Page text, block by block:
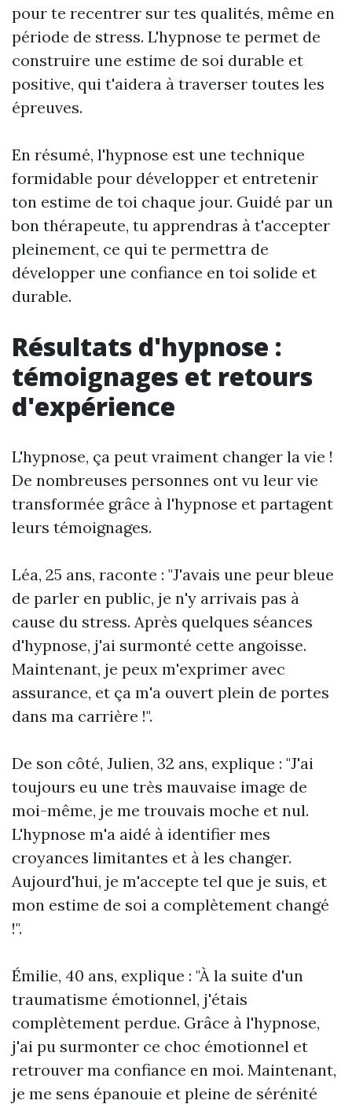
pour te recentrer sur tes qualités, même en
période de stress. L'hypnose te permet de
construire une estime de soi durable et
positive, qui t'aidera à traverser toutes les
épreuves.
En résumé, l'hypnose est une technique
formidable pour développer et entretenir
ton estime de toi chaque jour. Guidé par un
bon thérapeute, tu apprendras à t'accepter
pleinement, ce qui te permettra de
développer une confiance en toi solide et
durable.
Résultats d'hypnose :
témoignages et retours
d'expérience
L'hypnose, ça peut vraiment changer la vie !
De nombreuses personnes ont vu leur vie
transformée grâce à l'hypnose et partagent
leurs témoignages.
Léa, 25 ans, raconte : "J'avais une peur bleue
de parler en public, je n'y arrivais pas à
cause du stress. Après quelques séances
d'hypnose, j'ai surmonté cette angoisse.
Maintenant, je peux m'exprimer avec
assurance, et ça m'a ouvert plein de portes
dans ma carrière !".
De son côté, Julien, 32 ans, explique : "J'ai
toujours eu une très mauvaise image de
moi-même, je me trouvais moche et nul.
L'hypnose m'a aidé à identifier mes
croyances limitantes et à les changer.
Aujourd'hui, je m'accepte tel que je suis, et
mon estime de soi a complètement changé
!".
Émilie, 40 ans, explique : "À la suite d'un
traumatisme émotionnel, j'étais
complètement perdue. Grâce à l'hypnose,
j'ai pu surmonter ce choc émotionnel et
retrouver ma confiance en moi. Maintenant,
je me sens épanouie et pleine de sérénité